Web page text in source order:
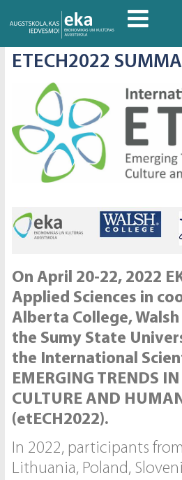
ETECH2022
On April 20-22, 2022
Applied Sciences in
Alberta College,
the Sumy State
the International
EMERGING TRENDS
CULTURE AND
(etECH2022).
In 2022, participants
Lithuania, Poland,